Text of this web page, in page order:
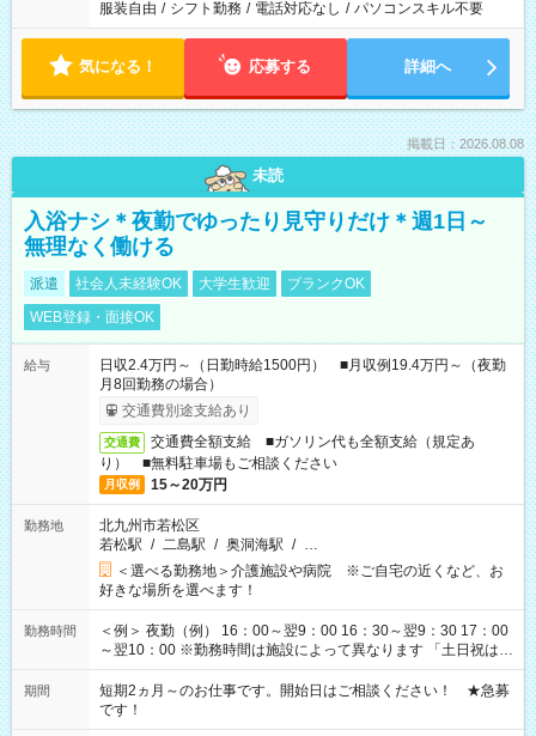
服装自由 / シフト勤務 / 電話対応なし / パソコンスキル不要
気になる！ 応募する 詳細へ
掲載日：2026.08.08
未読
入浴ナシ＊夜勤でゆったり見守りだけ＊週1日～
無理なく働ける
派遣 社会人未経験OK 大学生歓迎
ブランクOK
WEB登録・面接OK
給与
日収2.4万円～（日勤時給1500円） ■月収例19.4万円～（夜勤
月8回勤務の場合）
交通費別途支給あり
交通費
交通費全額支給 ■ガソリン代も全額支給（規定あ
り） ■無料駐車場もご相談ください
月収例 15～20万円
勤務地
北九州市若松区
若松駅 / 二島駅 / 奥洞海駅 / …
＜選べる勤務地＞介護施設や病院 ※ご自宅の近くなど、お
好きな場所を選べます！
勤務時間
＜例＞ 夜勤（例） 16：00～翌9：00 16：30～翌9：30 17：00
～翌10：00 ※勤務時間は施設によって異なります 「土日祝は休
みたい」 「しっかり稼ぎたい」 「もう少し遅い時間から始めた
い」など ご希望にあったお仕事をご案内いたします。 ※未経験
の方の場合は1～2ヶ月間は日中での仕事を経験いただき、 お
仕事に慣れてからの夜勤になります。 ★家庭の都合でお休みが
期間
短期2ヵ月～のお仕事です。開始日はご相談ください！ ★急募
です！